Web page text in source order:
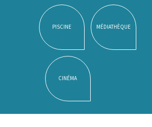
PISCINE MÉDIATHÈQUE
CINÉMA